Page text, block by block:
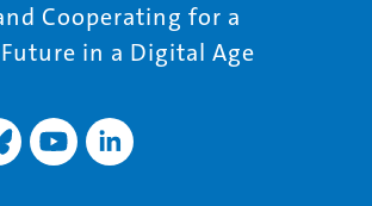
Cooperating for a
in a Digital Age